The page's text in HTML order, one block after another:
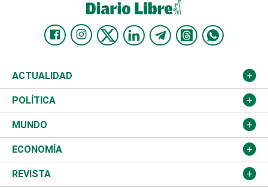
ACTUALIDAD
Nacional
Ciudad
Educación
Salud
POLÍTICA
Partidos
JCE
TSE
MUNDO
Estados Unidos
América Latina
ECONOMÍA
Finanzas
REVISTA